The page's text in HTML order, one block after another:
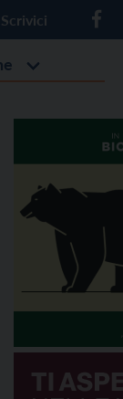
Scrivici